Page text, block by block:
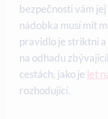
bezpečnosti vám
nádobka musí mít
pravidlo je striktní
na odhadu
cestách, jako je let
rozhodující.